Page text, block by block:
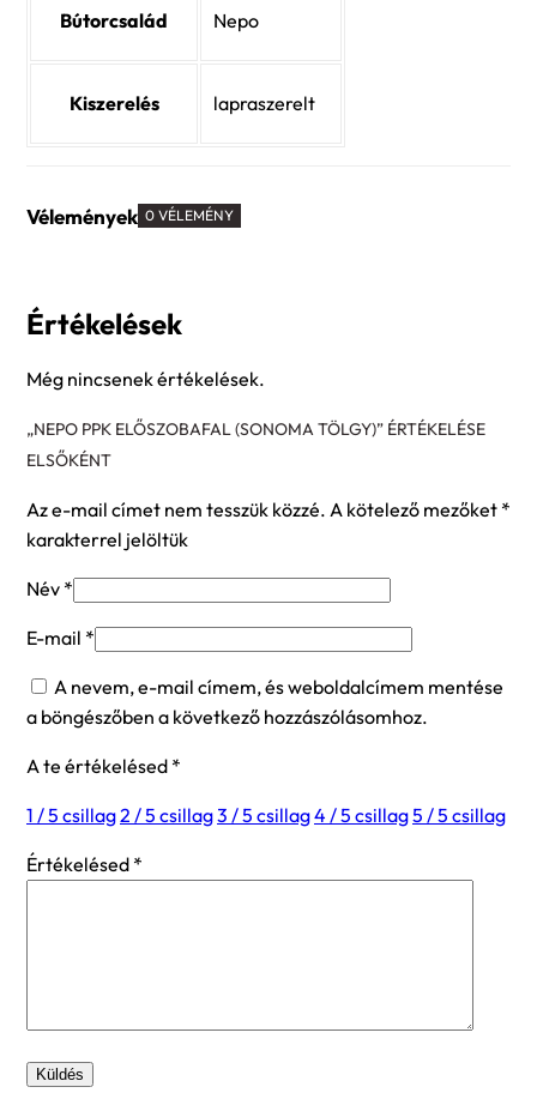
Bútorcsalád Nepo
Kiszerelés lapraszerelt
Vélemények 0 VÉLEMÉNY
Értékelések
Még nincsenek értékelések.
„NEPO PPK ELŐSZOBAFAL (SONOMA TÖLGY)” ÉRTÉKELÉSE
ELSŐKÉNT
Az e-mail címet nem tesszük közzé. A kötelező mezőket *
karakterrel jelöltük
Név *
E-mail *
A nevem, e-mail címem, és weboldalcímem mentése
a böngészőben a következő hozzászólásomhoz.
A te értékelésed *
1 / 5 csillag2 / 5 csillag3 / 5 csillag4 / 5 csillag5 / 5 csillag
Értékelésed *